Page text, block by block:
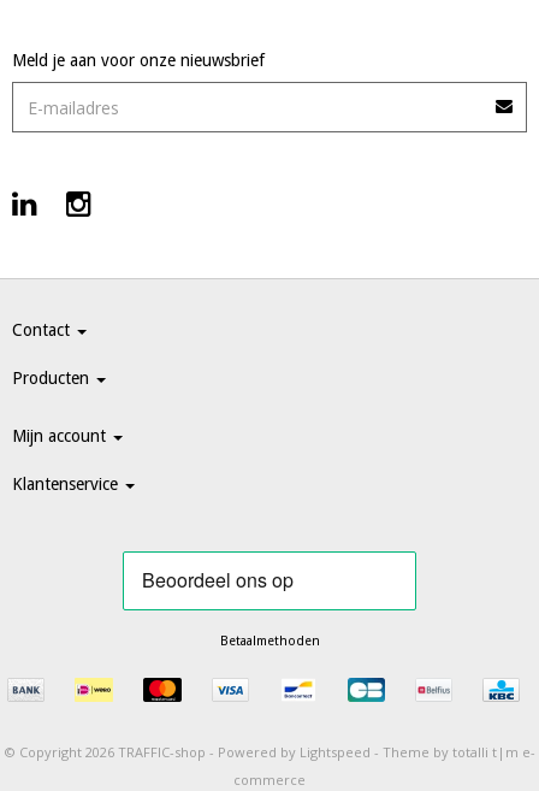
Meld je aan voor onze nieuwsbrief
Contact
Producten
Mijn account
Klantenservice
Betaalmethoden
© Copyright 2026 TRAFFIC-shop - Powered by Lightspeed - Theme by totalli t|m e-
commerce